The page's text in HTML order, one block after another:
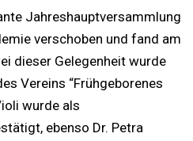
Jahreshauptversammlung
verschoben und fand am
dieser Gelegenheit wurde
Vereins “Frühgeborenes
wurde als
ebenso Dr. Petra